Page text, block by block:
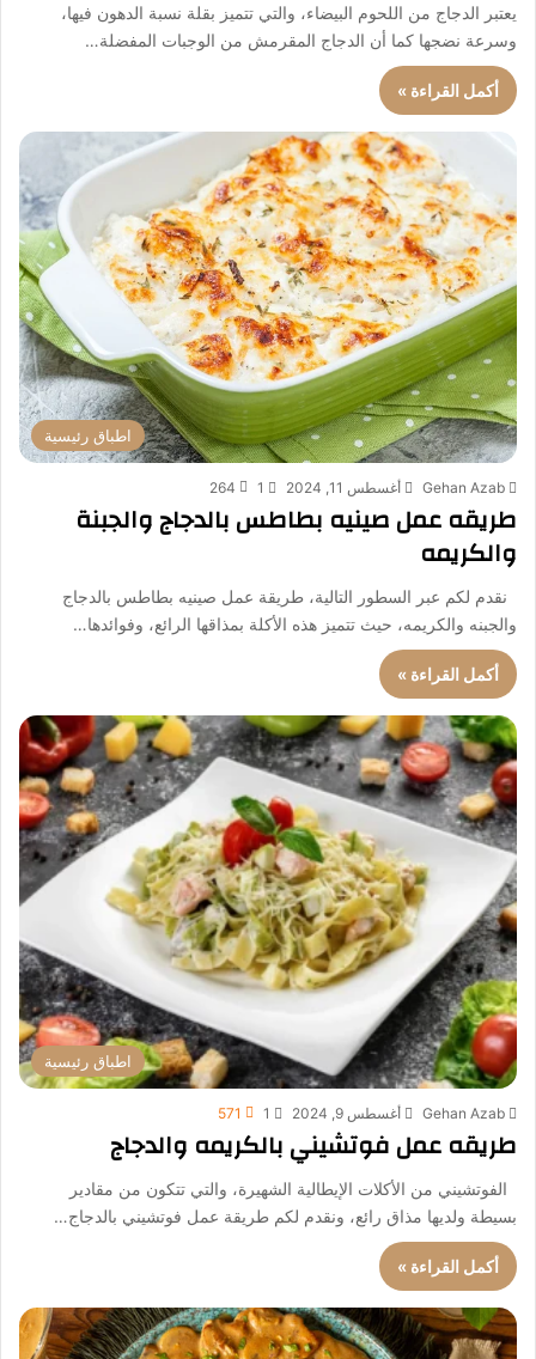
يعتبر الدجاج من اللحوم البيضاء، والتي تتميز بقلة نسبة الدهون فيها،
وسرعة نضجها كما أن الدجاج المقرمش من الوجبات المفضلة…
أكمل القراءة »
اطباق رئيسية
Gehan Azab أغسطس 11, 2024 1
264
طريقه عمل صينيه بطاطس بالدجاج والجبنة
والكريمه
نقدم لكم عبر السطور التالية، طريقة عمل صينيه بطاطس بالدجاج
والجبنه والكريمه، حيث تتميز هذه الأكلة بمذاقها الرائع، وفوائدها…
أكمل القراءة »
اطباق رئيسية
Gehan Azab أغسطس 9, 2024 1
571
طريقه عمل فوتشيني بالكريمه والدجاج
الفوتشيني من الأكلات الإيطالية الشهيرة، والتي تتكون من مقادير
بسيطة ولديها مذاق رائع، ونقدم لكم طريقة عمل فوتشيني بالدجاج…
أكمل القراءة »